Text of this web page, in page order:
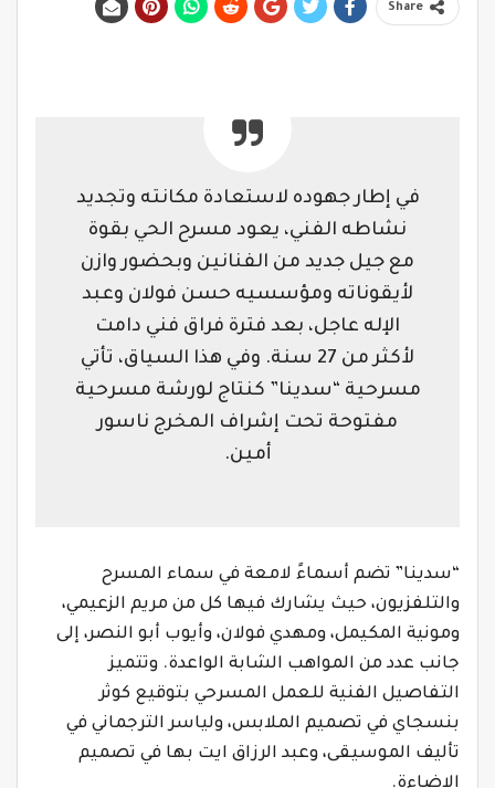
Share
في إطار جهوده لاستعادة مكانته وتجديد
نشاطه الفني، يعود مسرح الحي بقوة
مع جيل جديد من الفنانين وبحضور وازن
لأيقوناته ومؤسسيه حسن فولان وعبد
الإله عاجل، بعد فترة فراق فني دامت
لأكثر من 27 سنة. وفي هذا السياق، تأتي
مسرحية “سدينا” كنتاج لورشة مسرحية
مفتوحة تحت إشراف المخرج ناسور
أمين.
“سدينا” تضم أسماءً لامعة في سماء المسرح
والتلفزيون، حيث يشارك فيها كل من مريم الزعيمي،
ومونية المكيمل، ومهدي فولان، وأيوب أبو النصر، إلى
جانب عدد من المواهب الشابة الواعدة. وتتميز
التفاصيل الفنية للعمل المسرحي بتوقيع كوثر
بنسجاي في تصميم الملابس، ولياسر الترجماني في
تأليف الموسيقى، وعبد الرزاق ايت بها في تصميم